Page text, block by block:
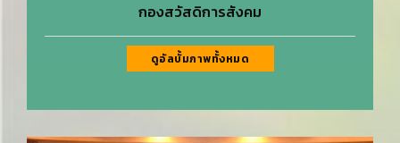
กองสวัสดิการสังคม
ดูอัลบั้มภาพทั้งหมด